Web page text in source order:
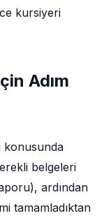
kursiyeri
Adım
konusunda
belgeleri
ardından
tamamladıktan